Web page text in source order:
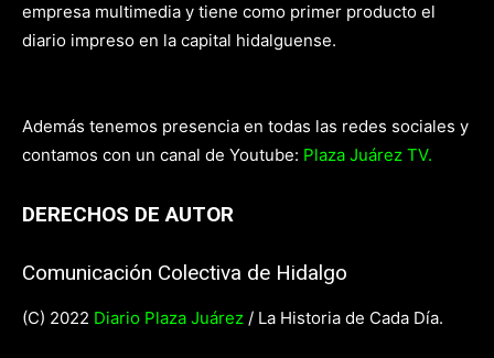
empresa multimedia y tiene como primer producto el
diario impreso en la capital hidalguense.
Además tenemos presencia en todas las redes sociales y
contamos con un canal de Youtube: Plaza Juárez TV.
DERECHOS DE AUTOR
Comunicación Colectiva de Hidalgo
(C) 2022 Diario Plaza Juárez / La Historia de Cada Día.